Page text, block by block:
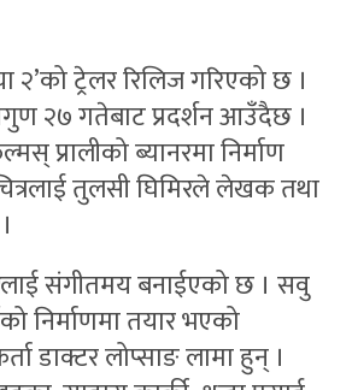
२’को ट्रेलर रिलिज गरिएको छ ।
२७ गतेबाट प्रदर्शन आउँदैछ ।
प्रालीको ब्यानरमा निर्माण
तुलसी घिमिरले लेखक तथा
संगीतमय बनाईएको छ । सवु
निर्माणमा तयार भएको
डाक्टर लोप्साङ लामा हुन् ।